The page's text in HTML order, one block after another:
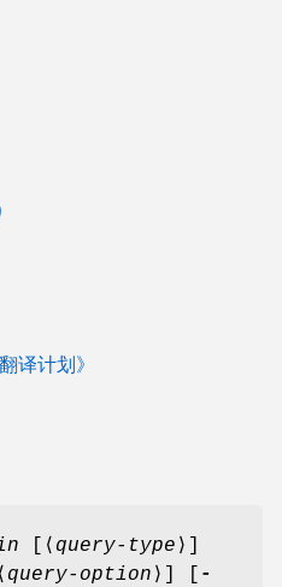
译计划》
[⟨ query-type ⟩]
⟨ query-option ⟩] [
-